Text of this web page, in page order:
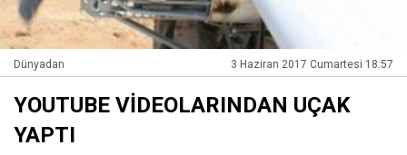
Dünyadan 3 Haziran 2017 Cumartesi 18:57
YOUTUBE VİDEOLARINDAN UÇAK
YAPTI